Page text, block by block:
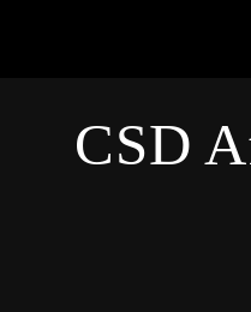
CSD